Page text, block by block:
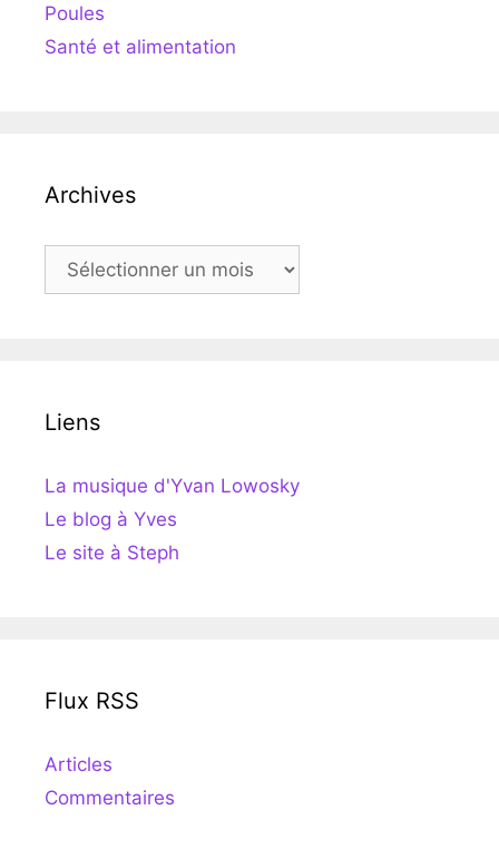
Poules
Santé et alimentation
Archives
Archives
Liens
La musique d'Yvan Lowosky
Le blog à Yves
Le site à Steph
Flux RSS
Articles
Commentaires